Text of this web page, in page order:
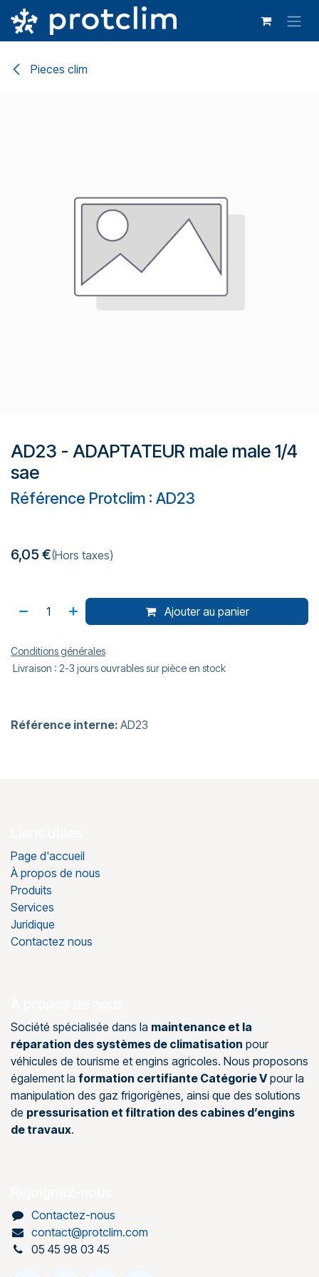
Se rendre au contenu
Pieces clim
AD23 - ADAPTATEUR male male 1/4
sae
Référence Protclim : AD23
6,05€(Hors taxes)
Ajouter au panier
Conditions générales
Livraison : 2-3 jours ouvrables sur pièce en stock
Référence interne: AD23
Page d'accueil
À propos de nous
Produits
Services
Juridique
Contactez nous
Société spécialisée dans la maintenance et la
réparation des systèmes de climatisation pour
véhicules de tourisme et engins agricoles. Nous proposons
également la formation certifiante Catégorie Vpour la
manipulation des gaz frigorigènes, ainsi que des solutions
de pressurisation et filtration des cabines d’engins
de travaux.
Contactez-nous
contact@protclim.com
05 45 98 03 45